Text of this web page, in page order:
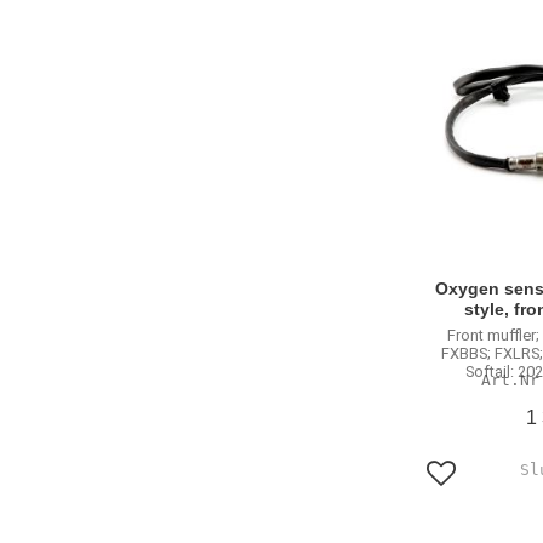
Oxygen
style,
Front muffler;
FXBBS;
Softail:
1
Lägg till i